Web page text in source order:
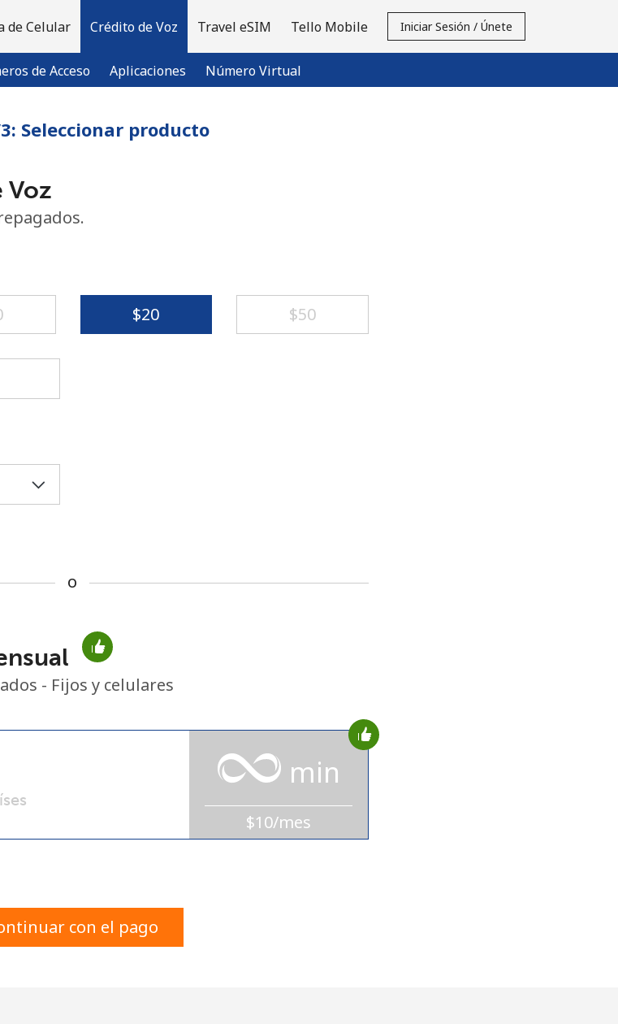
de Celular Crédito de Voz
de Acceso Aplicaciones Número Virtual
Travel eSIM Tello Mobile Iniciar Sesión / Únete
No se ha creado una contraseña
en este sitio web, estoy de
Seleccionar producto
Voz
⁦$20⁩ ⁦$50⁩
o
- Fijos y celulares
min
$10/mes
con el pago